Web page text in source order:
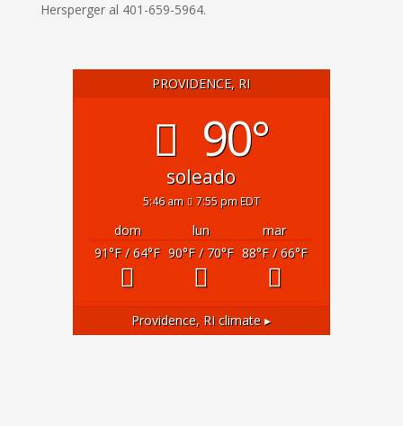
Hersperger al 401-659-5964.
PROVIDENCE, RI
90°
soleado
5:46 am 7:55 pm EDT
dom lun
mar
91°F/ 64°F 90°F/ 70°F 88°F/ 66°F
Providence, RI climate ▸